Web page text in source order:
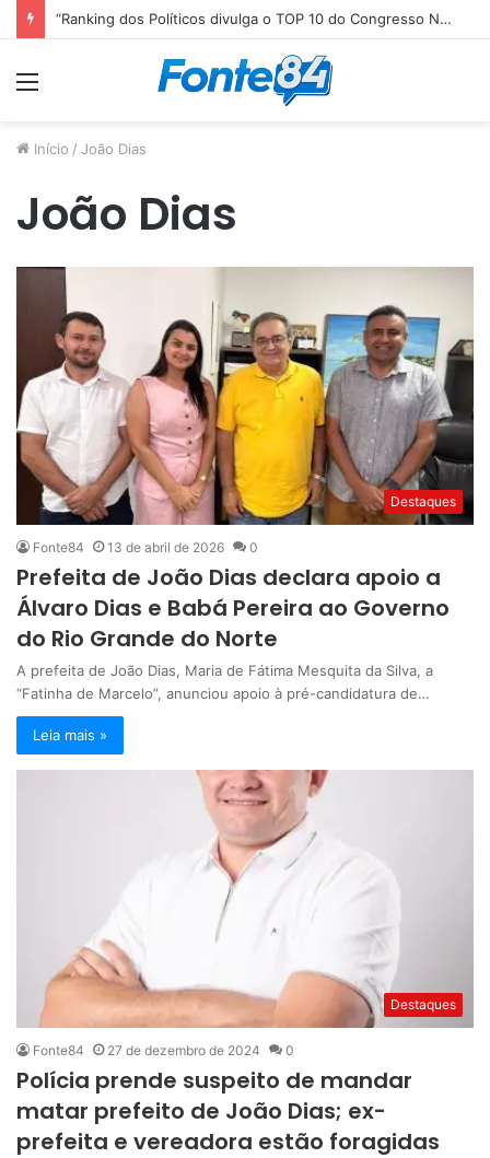
“Ranking dos Políticos divulga o TOP 10 do Congresso Nacional e Senador paraibano Efraim Filho é o Melhor Senador da Legislatura”
Início / João Dias
João Dias
Destaques
Fonte84 13 de abril de 2026 0
Prefeita de João Dias declara apoio a
Álvaro Dias e Babá Pereira ao Governo
do Rio Grande do Norte
A prefeita de João Dias, Maria de Fátima Mesquita da Silva, a
“Fatinha de Marcelo”, anunciou apoio à pré-candidatura de…
Leia mais »
Destaques
Fonte84 27 de dezembro de 2024 0
Polícia prende suspeito de mandar
matar prefeito de João Dias; ex-
prefeita e vereadora estão foragidas